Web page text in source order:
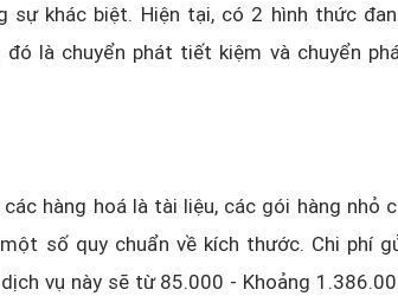
sự khác biệt. Hiện tại, có 2 hình thức
là chuyển phát tiết kiệm và chuyển
hàng hoá là tài liệu, các gói hàng nhỏ
số quy chuẩn về kích thước. Chi phí
vụ này sẽ từ 85.000 - Khoảng